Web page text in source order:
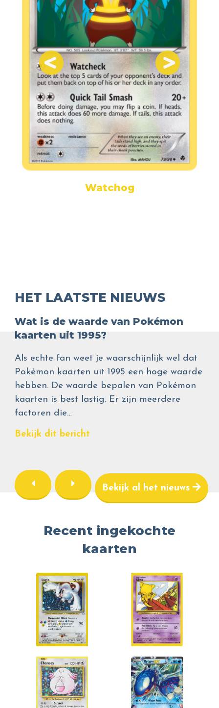
Watchog
HET LAATSTE NIEUWS
Wat is de waarde van Pokémon
kaarten uit 1995?
Als echte fan weet je waarschijnlijk wel dat
Pokémon kaarten uit 1995 een hoge waarde
hebben. De waarde bepalen van Pokémon
kaarten is best lastig. Er zijn meerdere
factoren die…
Bekijk dit bericht
Bekijk al het nieuws
Recent ingekochte
kaarten